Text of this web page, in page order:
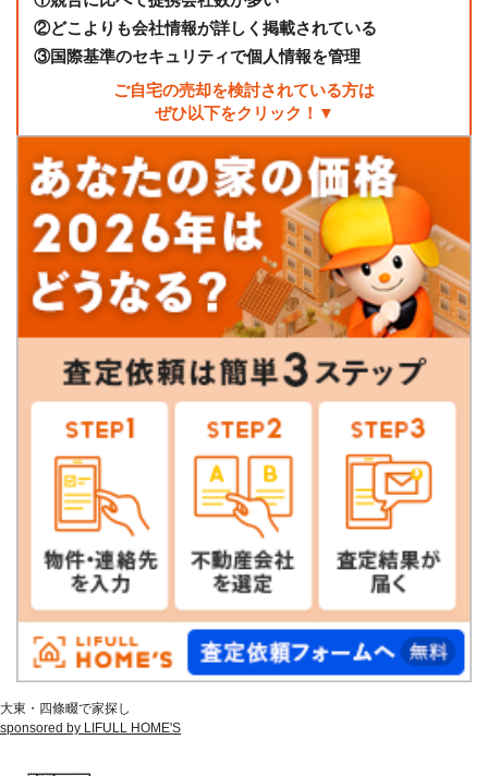
②どこよりも会社情報が詳しく掲載されている
③国際基準のセキュリティで個人情報を管理
ご自宅の売却を検討されている方は
ぜひ以下をクリック！▼
大東・四條畷で家探し
sponsored by LIFULL HOME'S